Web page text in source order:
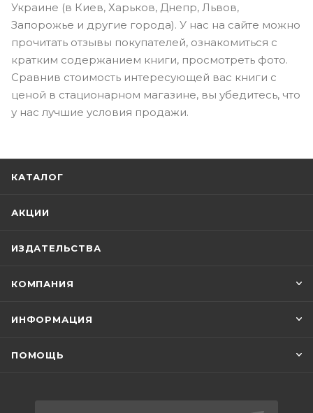
Украине (в Киев, Харьков, Днепр, Львов,
Запорожье и другие города). У нас на сайте можно
прочитать отзывы покупателей, ознакомиться с
кратким содержанием книги, просмотреть фото.
Сравнив стоимость интересующей вас книги с
ценой в стационарном магазине, вы убедитесь, что
у нас лучшие условия продажи.
КАТАЛОГ
АКЦИИ
ИЗДАТЕЛЬСТВА
КОМПАНИЯ
ИНФОРМАЦИЯ
ПОМОЩЬ